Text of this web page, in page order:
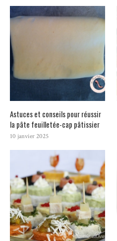
Astuces et conseils pour réussir
la pâte feuilletée-cap pâtissier
10 janvier 2025